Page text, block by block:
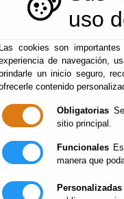
uso
Las cookies son
de navegación,
brindarle un inicio seguro,
contenido
Obligatorias
sitio principal.
Funcionales
manera que
Personalizadas
Inicio -
Escuchar